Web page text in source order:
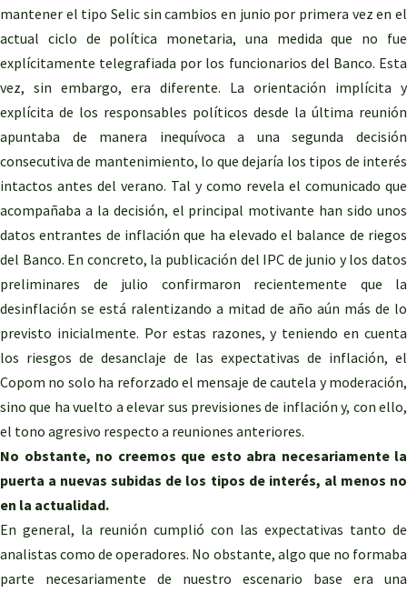
mantener el tipo Selic sin cambios en junio por primera vez en el
actual ciclo de política monetaria, una medida que no fue
explícitamente telegrafiada por los funcionarios del Banco. Esta
vez, sin embargo, era diferente. La orientación implícita y
explícita de los responsables políticos desde la última reunión
apuntaba de manera inequívoca a una segunda decisión
consecutiva de mantenimiento, lo que dejaría los tipos de interés
intactos antes del verano. Tal y como revela el comunicado que
acompañaba a la decisión, el principal motivante han sido unos
datos entrantes de inflación que ha elevado el balance de riegos
del Banco. En concreto, la publicación del IPC de junio y los datos
preliminares de julio confirmaron recientemente que la
desinflación se está ralentizando a mitad de año aún más de lo
previsto inicialmente. Por estas razones, y teniendo en cuenta
los riesgos de desanclaje de las expectativas de inflación, el
Copom no solo ha reforzado el mensaje de cautela y moderación,
sino que ha vuelto a elevar sus previsiones de inflación y, con ello,
el tono agresivo respecto a reuniones anteriores.
No obstante, no creemos que esto abra necesariamente la
puerta a nuevas subidas de los tipos de interés, al menos no
en la actualidad.
En general, la reunión cumplió con las expectativas tanto de
analistas como de operadores. No obstante, algo que no formaba
parte necesariamente de nuestro escenario base era una